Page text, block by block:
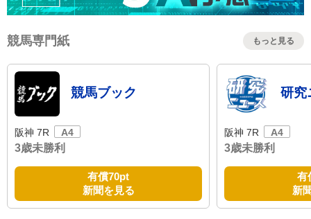
競馬専門紙 もっと見る
競馬ブック
阪神 7R A4
3歳未勝利
有償70pt
新聞を見る
研究
阪神 7R A4
3歳未勝利
有
新